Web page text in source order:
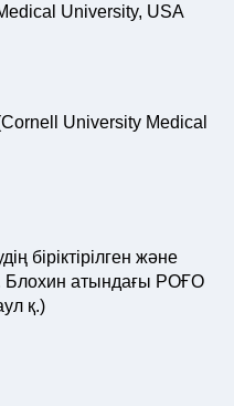
University, USA
University Medical
біріктірілген және
Блохин атындағы РОҒО
қ.)